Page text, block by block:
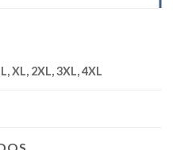
L, XL, 2XL, 3XL, 4XL